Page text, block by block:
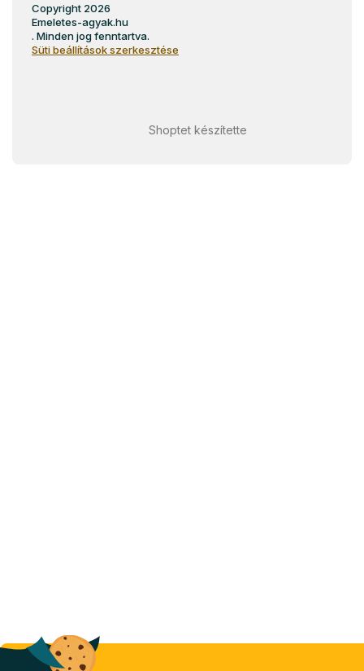
Shoptet készítette
Copyright 2026
Emeletes-agyak.hu
. Minden jog fenntartva.
Süti beállítások szerkesztése